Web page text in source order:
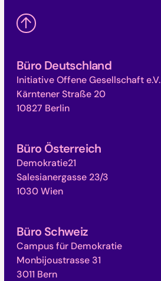
Büro Deutschland
Initiative Offene Gesellschaft e.V.
Kärntener Straße 20
10827 Berlin
Büro Österreich
Demokratie21
Salesianergasse 23/3
1030 Wien
Büro Schweiz
Campus für Demokratie
Monbijoustrasse 31
3011 Bern